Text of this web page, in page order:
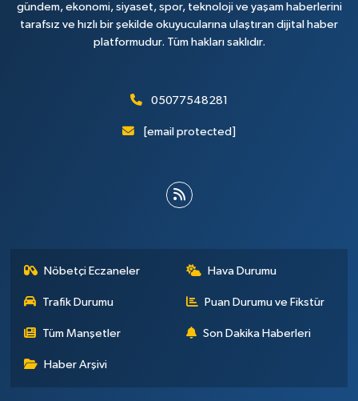
gündem, ekonomi, siyaset, spor, teknoloji ve yaşam haberlerini
tarafsız ve hızlı bir şekilde okuyucularına ulaştıran dijital haber
platformudur. Tüm hakları saklıdır.
05077548281
[email protected]
Nöbetçi Eczaneler Hava Durumu
Trafik Durumu Puan Durumu ve Fikstür
Tüm Manşetler Son Dakika Haberleri
Haber Arşivi